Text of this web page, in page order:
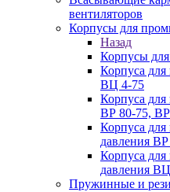
вентиляторов
Корпусы для
Назад
Корпусы
Корпуса для
ВЦ 4-75
Корпуса для
ВР 80-75,
Корпуса для
давления
Корпуса для
давления
Пружинные и